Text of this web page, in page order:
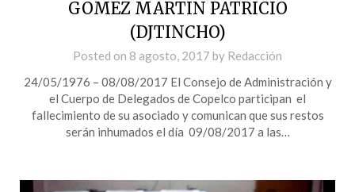
GOMEZ MARTIN PATRICIO
(DJTINCHO)
Posted on 8 agosto, 2017 by Redacción
24/05/1976 – 08/08/2017 El Consejo de Administración y
el Cuerpo de Delegados de Copelco participan el
fallecimiento de su asociado y comunican que sus restos
serán inhumados el día 09/08/2017 a las…